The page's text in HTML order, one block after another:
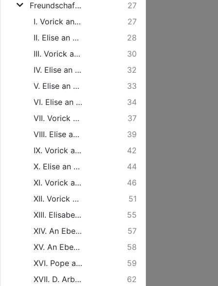
Freundschaftliche Briefe.
27
I. Vorick an Elisen.
27
II. Elise an Vorick.
28
III. Vorick an Elisen.
30
IV. Elise an Vorick.
32
V. Elise an Vorick.
33
VI. Elise an Vorick.
34
VII. Vorick an Elise.
37
VIII. Elise an Vorick.
39
IX. Vorick an Elisen.
42
X. Elise an Vorick.
44
XI. Vorick an ***.
46
XII. Vorick an ***.
51
XIII. Elisabeth Rowe an Hrn. Thom. Rowe.
55
XIV. An Ebendenselben.
57
XV. An Ebendenselben.
58
XVI. Pope an Hugh Bethel.
59
XVII. D. Arbuthnot an A. Pope.
62